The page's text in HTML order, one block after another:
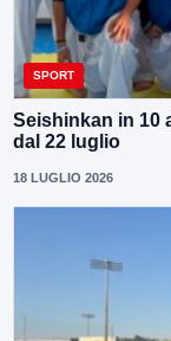
SPORT
Seishinkan in 10
dal 22 luglio
18 LUGLIO 2026